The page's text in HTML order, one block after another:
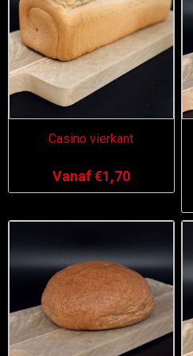
Casino vierkant
Vanaf €1,70